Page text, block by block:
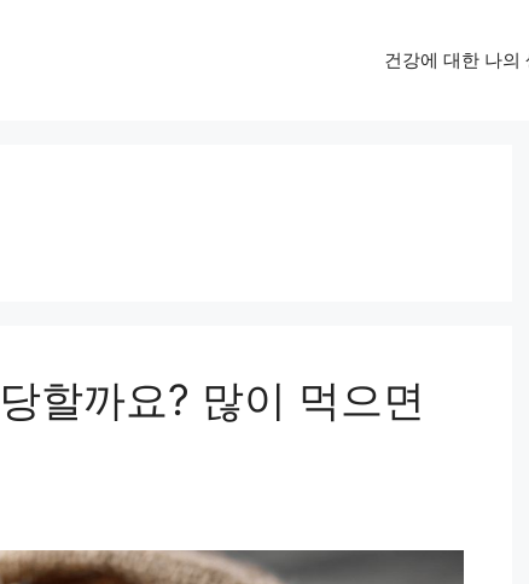
건강에 대한 나의
할까요? 많이 먹으면